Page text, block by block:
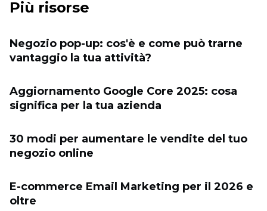
Più risorse
Negozio pop-up: cos'è e come può trarne
vantaggio la tua attività?
Aggiornamento Google Core 2025: cosa
significa per la tua azienda
30 modi per aumentare le vendite del tuo
negozio online
E-commerce Email Marketing per il 2026 e
oltre